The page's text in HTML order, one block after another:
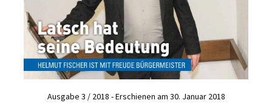
Ausgabe 3 / 2018 - Erschienen am 30. Januar 2018